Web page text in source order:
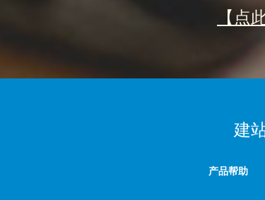
【点
建
产品帮助